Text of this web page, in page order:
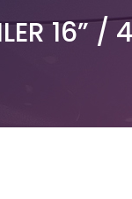
16” /